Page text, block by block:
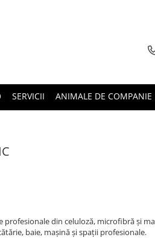
SERVICII ANIMALE DE COMPANIE
profesionale din celuloză, microfibră și
baie, mașină și spații profesionale.